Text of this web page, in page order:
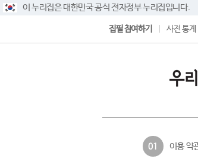
이 누리집은 대한민국 공식 전자정부 누리집입니다.
집필 참여하기 사전 통계
01 이용 약